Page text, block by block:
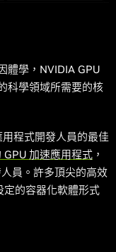
體學，NVIDIA GPU
科學領域所需要的核
程式開發人員的最佳
加速應用程式 ，
員。許多頂尖的高效
定的容器化軟體形式